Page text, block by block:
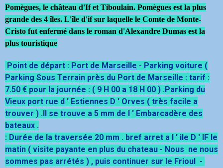
Pomègues, le château d'If et Tiboulain. Pomègues est la plus
grande des 4 îles. L'île d'if sur laquelle le Comte de Monte-
Cristo fut enfermé dans le roman d'Alexandre Dumas est la
plus touristique
Point de départ : Port de Marseille - Parking voiture (
Parking Sous Terrain près du Port de Marseille : tarif :
7.50 € pour la journée : ( 9 H 00 a 18 H 00 ) .Parking du
Vieux port rue d ' Estiennes D ' Orves ( très facile a
trouver ) .Il se trouve a 5 mm de l ' Embarcadère des
bateaux .
: Durée de la traversée 20 mm . bref arret a l ' ile D ' IF le
matin ( visite payante en plus du chateau - Nous ne nous
sommes pas arrétés ) , puis continuer sur le Frioul -